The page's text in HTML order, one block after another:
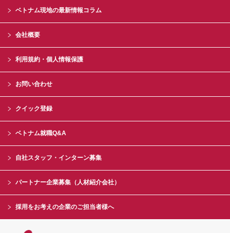
ベトナム現地の最新情報コラム
会社概要
利用規約・個人情報保護
お問い合わせ
クイック登録
ベトナム就職Q&A
自社スタッフ・インターン募集
パートナー企業募集（人材紹介会社）
採用をお考えの企業のご担当者様へ